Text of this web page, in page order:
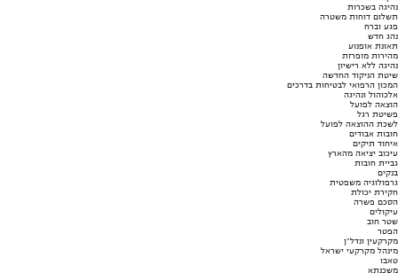
נהיגה בשכרות
תשלום דוחות משטרה
פגע וברח
נהג חדש
תאונת אופנוע
מהירות מופרזת
נהיגה ללא רישיון
שיטת הניקוד החדשה
המכון הרפואי לבטיחות בדרכים
אלכוהול ונהיגה
הוצאה לפועל
פשיטת רגל
לשכת ההוצאה לפועל
חובות אבודים
איחוד תיקים
עיכוב יציאה מהארץ
גביית חובות
בנקים
גרפולוגיה משפטית
חקירת יכולת
הסכם פשרה
עיקולים
שטר חוב
הפטר
מקרקעין ונדל"ן
מינהל מקרקעי ישראל
טאבו
משכנתא